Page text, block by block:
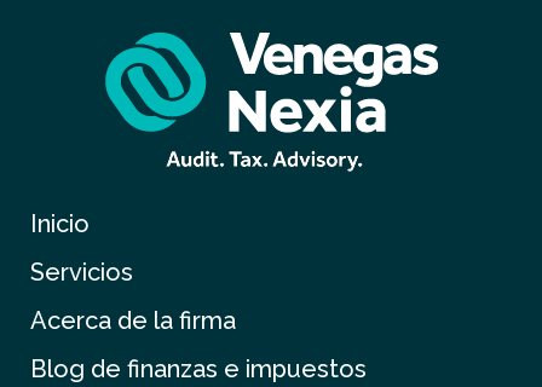
Inicio
Servicios
Acerca de la firma
Blog de finanzas e impuestos